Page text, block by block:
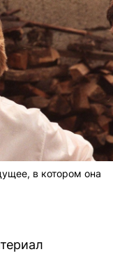
в котором она